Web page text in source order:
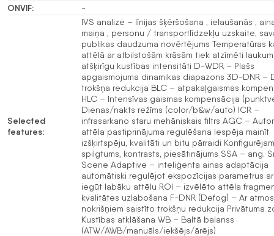
ONVIF: -
Selected
features:
IVS analizė – līnijas šķēršošana , ielaušanās ,
maiņa , personu / transportlīdzekļu uzskaite,
publikas daudzuma novērtējums Temperatūras
attēlā ar atbilstošām krāsām tiek atzīmēti
atšķirīgu kustības intensitāti D-WDR – Plašs
apgaismojuma dinamikas diapazons 3D-DNR –
trokšņa redukcija BLC – atpakaļgaismas
HLC – Intensīvas gaismas kompensācija
Dienas/nakts režīms (color/b&w/auto) ICR –
infrasarkano staru mehāniskais filtrs AGC –
attēla pastiprinājuma regulēšana Iespēja mainīt
izšķirtspēju, kvalitāti un bitu pārraidi
spilgtums, kontrasts, piesātinājums SSA – ang.
Scene Adaptive – inteliģenta ainas adaptācija
automātiski regulējot ekspozīcijas parametrus
iegūt labāku attēlu ROI – izvēlēto attēla
kvalitātes uzlabošana F-DNR (Defog) – Ar
nokrišņiem saistīto trokšņu redukcija Privātuma
Kustības atklāšana WB – Baltā balanss
(ATW/AWB/manuāls/iekšējs/ārējs)